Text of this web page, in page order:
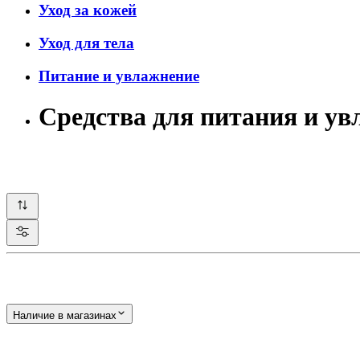
Уход за кожей
Уход для тела
Питание и увлажнение
Средства для питания и
Наличие в магазинах